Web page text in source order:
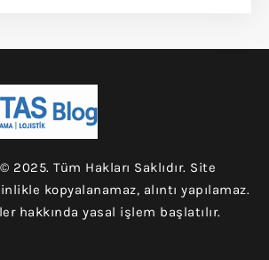
2025. Tüm Hakları Saklıdır. Site
kopyalanamaz, alıntı yapılamaz.
hakkında yasal işlem başlatılır.